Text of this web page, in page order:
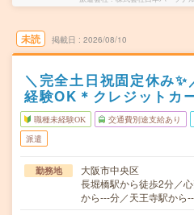
未読 掲載日 2026/08/10
＼完全土日祝固定休み
経験OK＊クレジットカ
職種未経験OK 交通費別途支給あり
派遣
勤務地
大阪市中央区
長堀橋駅から徒歩2分／
から---分／天王寺駅から